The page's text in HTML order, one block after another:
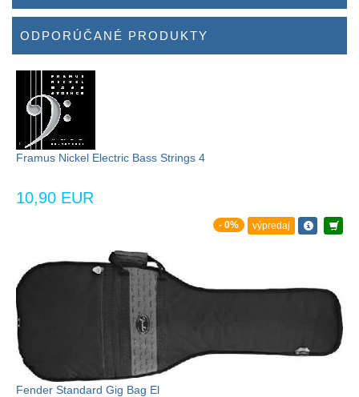
ODPORÚČANÉ PRODUKTY
Framus Nickel Electric Bass Strings 4
10,90 EUR
- 0% výpredaj
Fender Standard Gig Bag El